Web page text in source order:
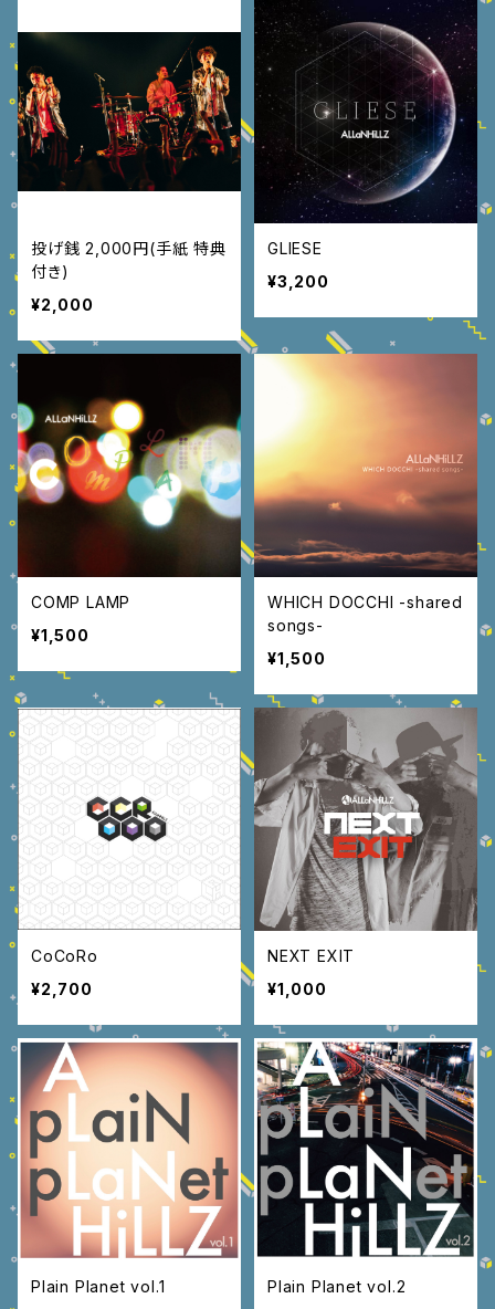
投げ銭 2,000円(手紙 特典
付き)
¥2,000
GLIESE
¥3,200
COMP LAMP
¥1,500
WHICH DOCCHI -shared
songs-
¥1,500
CoCoRo
¥2,700
NEXT EXIT
¥1,000
Plain Planet vol.1
Plain Planet vol.2